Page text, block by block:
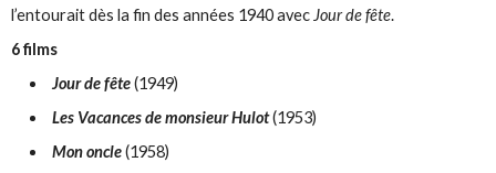
l’entourait dès la fin des années 1940 avec Jour de fête.
6 films
Jour de fête(1949)
Les Vacances de monsieur Hulot(1953)
Mon oncle(1958)